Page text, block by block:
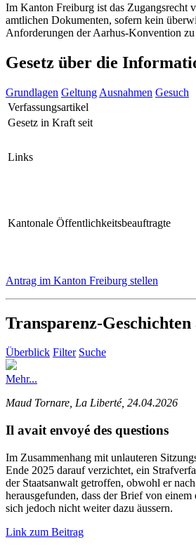
Im Kanton Freiburg ist das Zugangsrecht
amtlichen Dokumenten, sofern kein
Anforderungen der Aarhus-Konvention
Gesetz über die
Grundlagen Geltung Ausnahmen Gesuch
Verfassungsartikel
Gesetz in Kraft seit
Links
Kantonale Öffentlichkeitsbeauftragte
Antrag im Kanton Freiburg stellen
Transparenz-
Überblick Filter Suche
Mehr...
Maud Tornare, La Liberté, 24.04.2026
Il avait envoyé des questions
Im Zusammenhang mit unlauteren
Ende 2025 darauf verzichtet, ein
der Staatsanwalt getroffen, obwohl er
herausgefunden, dass der Brief von
sich jedoch nicht weiter dazu äussern.
Link zum Beitrag